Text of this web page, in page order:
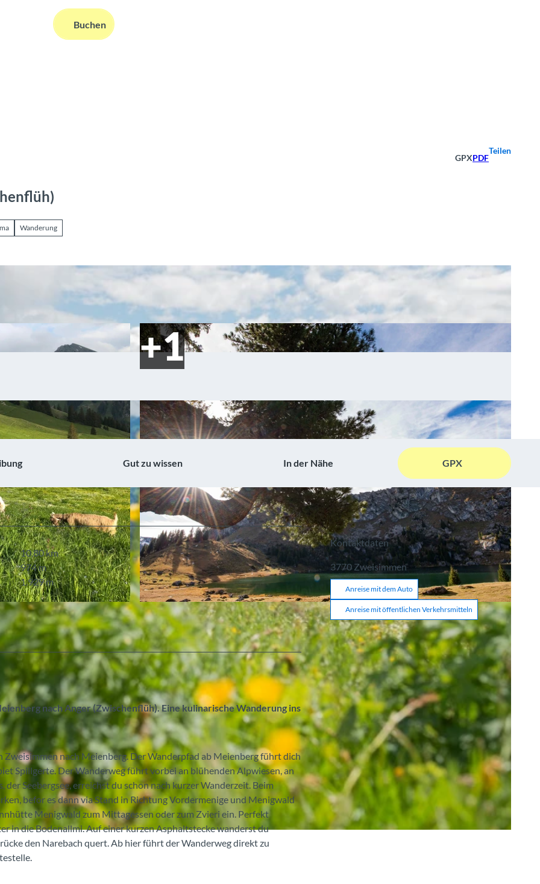
Suche Buchen
GPXPDF
Teilen
Wanderung
© Martin Wymann, Naturpark Diemtigtal
Gut zu wissen In der Nähe GPX
10,80 km
974 m
1.929 m
nach Anger (Zwischenflüh). Eine kulinarische Wanderung ins
nach Meienberg. Der Wanderpfad ab Meienberg führt dich
Spillgerte. Der Wanderweg führt vorbei an blühenden Alpwiesen, an
Seebergsee, erreichst du schon nach kurzer Wanderzeit. Beim
befor es dann via Stand in Richtung Vordermenige und Menigwald
Menigwald zum Mittagessen oder zum Zvieri ein. Perfekt
in die Bodenallmi. Auf einer kurzen Asphaltstecke wanderst du
den Narebach quert. Ab hier führt der Wanderweg direkt zu
Kontaktdaten
3770 Zweisimmen
Anreise mit dem Auto
Anreise mit öffentlichen Verkehrsmitteln